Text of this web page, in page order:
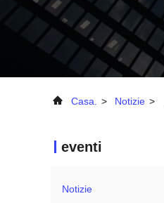
Casa. > Notizie >
eventi
Notizie